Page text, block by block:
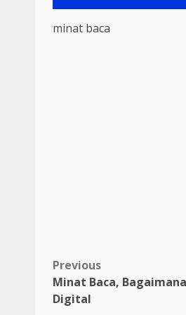
minat baca
Post
navigation
Previous
Minat Baca,
Digital